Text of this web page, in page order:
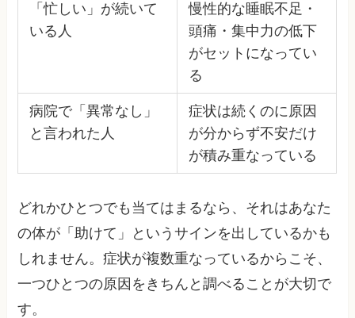
「忙しい」が続いて
いる人
慢性的な睡眠不足・
頭痛・集中力の低下
がセットになってい
る
病院で「異常なし」
と言われた人
症状は続くのに原因
が分からず不安だけ
が積み重なっている
どれかひとつでも当てはまるなら、それはあなた
の体が「助けて」というサインを出しているかも
しれません。症状が複数重なっているからこそ、
一つひとつの原因をきちんと調べることが大切で
す。